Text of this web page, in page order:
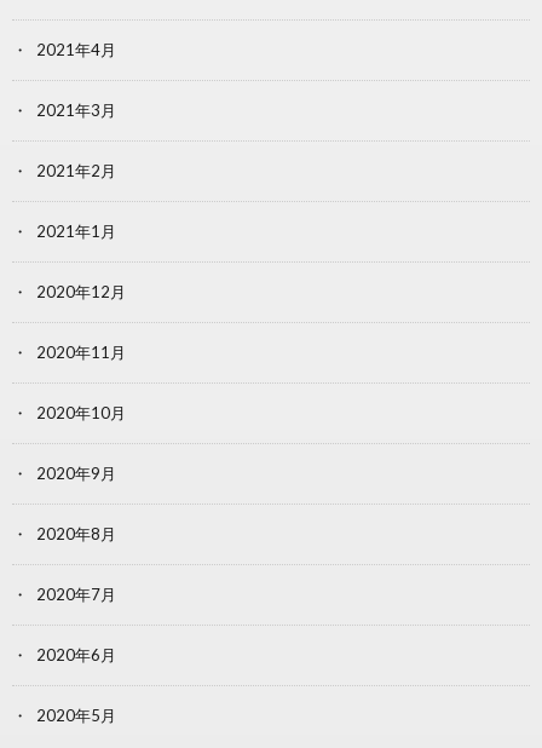
2021年4月
2021年3月
2021年2月
2021年1月
2020年12月
2020年11月
2020年10月
2020年9月
2020年8月
2020年7月
2020年6月
2020年5月